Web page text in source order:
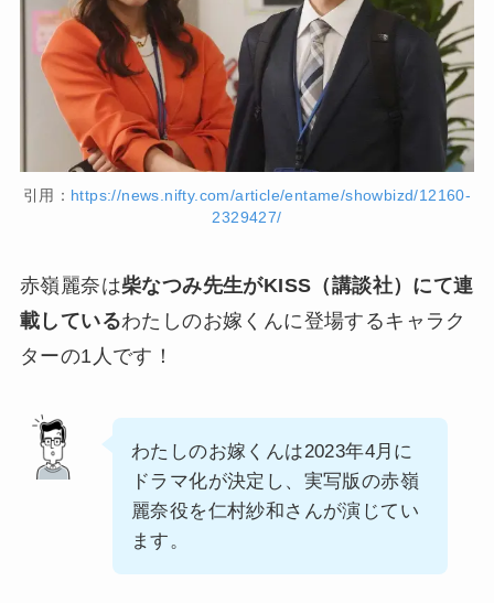
引用： https://news.nifty.com/article/entame/showbizd/12160-
2329427/
赤嶺麗奈は柴なつみ先生がKISS（講談社）にて連
載しているわたしのお嫁くんに登場するキャラク
ターの1人です！
わたしのお嫁くんは2023年4月に
ドラマ化が決定し、実写版の赤嶺
麗奈役を仁村紗和さんが演じてい
ます。